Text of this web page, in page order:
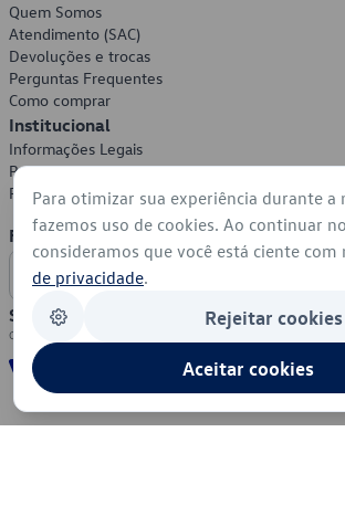
Quem Somos
Atendimento (SAC)
Devoluções e trocas
Perguntas Frequentes
Como comprar
Institucional
Informações Legais
Política de Privacidade
Política de Cookies
Formas de Pagamento
Segurança
Para otimizar sua experiência durante a
fazemos uso de cookies. Ao continuar
consideramos que você está ciente com
de privacidade.
Rejeitar cookies
Aceitar cookies